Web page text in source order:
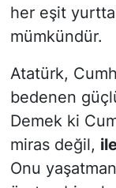
her eşit
mümkündür.
Atatürk,
bedenen
Demek ki
miras değil,
Onu